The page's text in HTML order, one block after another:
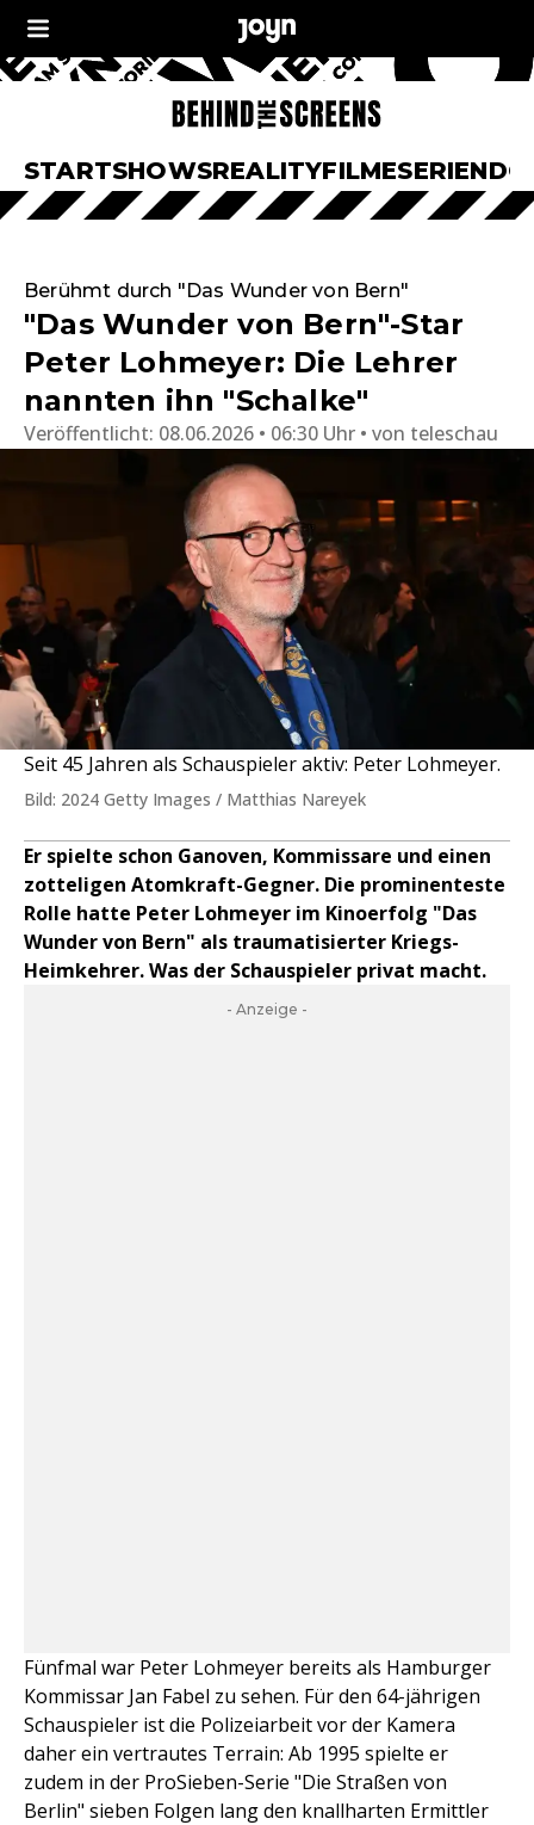
STARTSHOWSREALITYFILMESERIEN
Berühmt durch "Das Wunder von Bern"
"Das Wunder von Bern"-Star
Peter Lohmeyer: Die Lehrer
nannten ihn "Schalke"
Veröffentlicht: 08.06.2026 • 06:30 Uhr von teleschau
Seit 45 Jahren als Schauspieler aktiv: Peter Lohmeyer.
Bild: 2024 Getty Images / Matthias Nareyek
Er spielte schon Ganoven, Kommissare und einen
zotteligen Atomkraft-Gegner. Die prominenteste
Rolle hatte Peter Lohmeyer im Kinoerfolg "Das
Wunder von Bern" als traumatisierter Kriegs-
Heimkehrer. Was der Schauspieler privat macht.
- Anzeige -
Fünfmal war Peter Lohmeyer bereits als Hamburger
Kommissar Jan Fabel zu sehen. Für den 64-jährigen
Schauspieler ist die Polizeiarbeit vor der Kamera
daher ein vertrautes Terrain: Ab 1995 spielte er
zudem in der ProSieben-Serie "Die Straßen von
Berlin" sieben Folgen lang den knallharten Ermittler